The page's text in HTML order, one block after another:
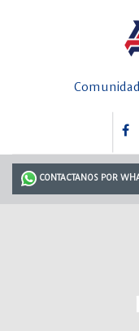
Comunidad
CONTACTANOS POR